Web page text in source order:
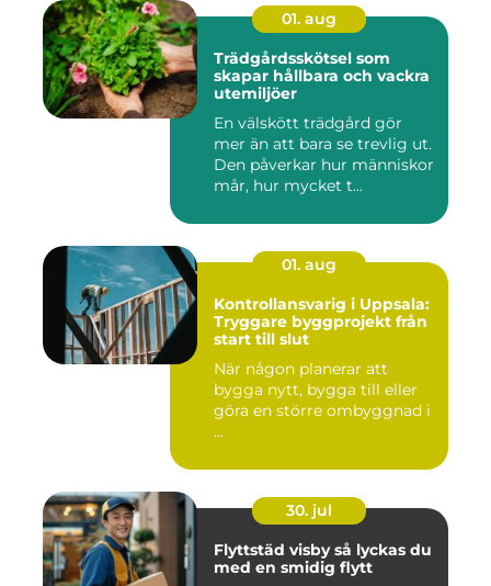
01. aug
Trädgårdsskötsel som
skapar hållbara och vackra
utemiljöer
En välskött trädgård gör
mer än att bara se trevlig ut.
Den påverkar hur människor
mår, hur mycket t...
01. aug
Kontrollansvarig i Uppsala:
Tryggare byggprojekt från
start till slut
När någon planerar att
bygga nytt, bygga till eller
göra en större ombyggnad i
...
30. jul
Flyttstäd visby så lyckas du
med en smidig flytt